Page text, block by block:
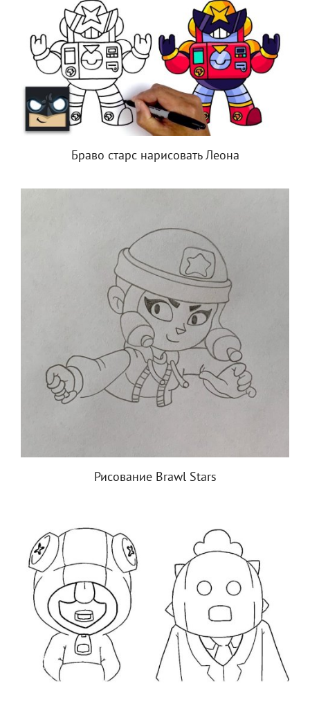
Браво старс нарисовать Леона
Рисование Brawl Stars